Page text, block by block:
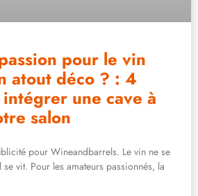
pour le vin
atout déco ? : 4
une cave à
salon
pour Wineandbarrels. Le vin ne se
vit. Pour les amateurs passionnés, la